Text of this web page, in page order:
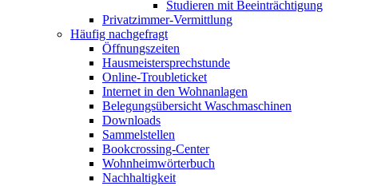
Studieren mit Beeinträchtigung
Privatzimmer-Vermittlung
Häufig nachgefragt
Öffnungszeiten
Hausmeistersprechstunde
Online-Troubleticket
Internet in den Wohnanlagen
Belegungsübersicht Waschmaschinen
Downloads
Sammelstellen
Bookcrossing-Center
Wohnheimwörterbuch
Nachhaltigkeit